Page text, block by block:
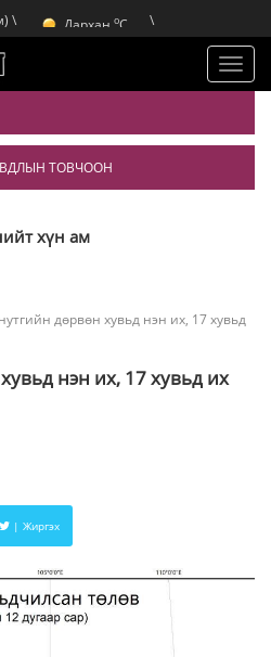
\
Дархан oC
Эрдэнэт C
\
ТОВЧООН
хүн ам
дөрвөн хувьд нэн их, 17 хувьд
нэн их, 17 хувьд их
| Жиргэх